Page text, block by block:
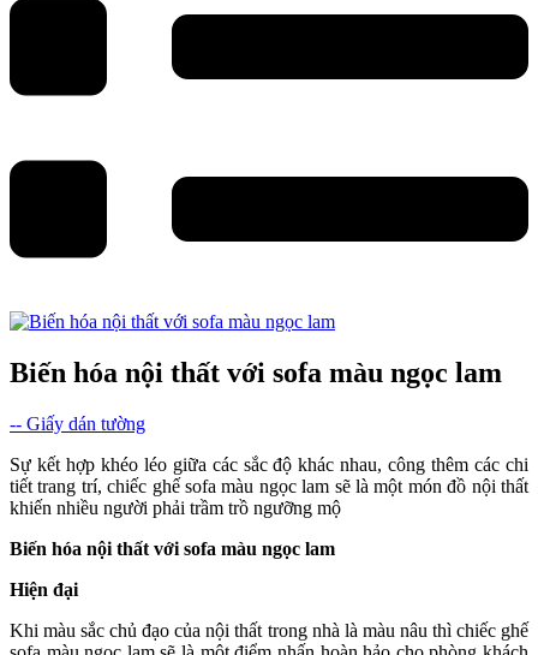
Biến hóa nội thất với sofa màu ngọc lam
-- Giấy dán tường
Sự kết hợp khéo léo giữa các sắc độ khác nhau, công thêm các chi
tiết trang trí, chiếc ghế sofa màu ngọc lam sẽ là một món đồ nội thất
khiến nhiều người phải trầm trồ ngưỡng mộ
Biến hóa nội thất với sofa màu ngọc lam
Hiện đại
Khi màu sắc chủ đạo của nội thất trong nhà là màu nâu thì chiếc ghế